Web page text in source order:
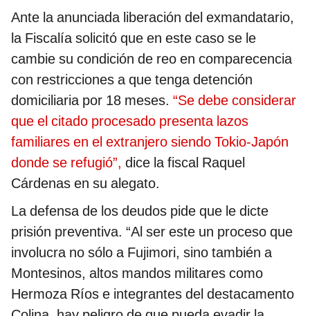
Ante la anunciada liberación del exmandatario,
la Fiscalía solicitó que en este caso se le
cambie su condición de reo en comparecencia
con restricciones a que tenga detención
domiciliaria por 18 meses. “Se debe considerar
que el citado procesado presenta lazos
familiares en el extranjero siendo Tokio-Japón
donde se refugió”, dice la fiscal Raquel
Cárdenas en su alegato.
La defensa de los deudos pide que le dicte
prisión preventiva. “Al ser este un proceso que
involucra no sólo a Fujimori, sino también a
Montesinos, altos mandos militares como
Hermoza Ríos e integrantes del destacamento